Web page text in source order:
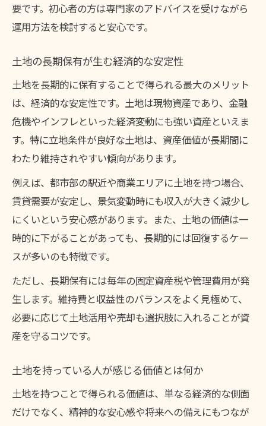
要です。初心者の方は専門家のアドバイスを受けながら
運用方法を検討すると安心です。
土地の長期保有が生む経済的な安定性
土地を長期的に保有することで得られる最大のメリット
は、経済的な安定性です。土地は現物資産であり、金融
危機やインフレといった経済変動にも強い資産といえま
す。特に立地条件が良好な土地は、資産価値が長期間に
わたり維持されやすい傾向があります。
例えば、都市部の駅近や商業エリアに土地を持つ場合、
賃貸需要が安定し、景気変動時にも収入が大きく減少し
にくいという安心感があります。また、土地の価値は一
時的に下がることがあっても、長期的には回復するケー
スが多いのも特徴です。
ただし、長期保有には毎年の固定資産税や管理費用が発
生します。維持費と収益性のバランスをよく見極めて、
必要に応じて土地活用や売却も選択肢に入れることが資
産を守るコツです。
土地を持っている人が感じる価値とは何か
土地を持つことで得られる価値は、単なる経済的な側面
だけでなく、精神的な安心感や将来への備えにもつなが